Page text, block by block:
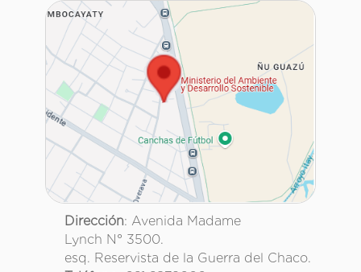
Dirección: Avenida Madame
Lynch N° 3500.
esq. Reservista de la Guerra del Chaco.